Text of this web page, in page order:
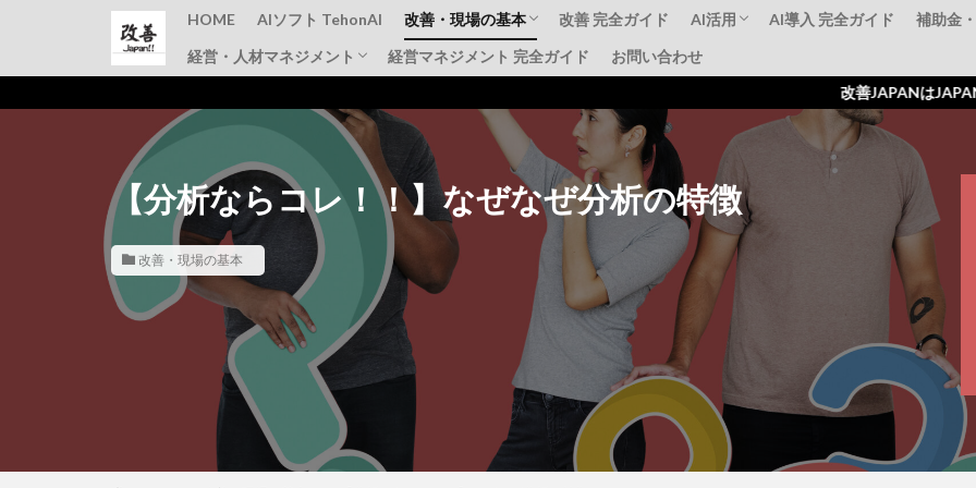
HOME AIソフト TehonAI 改善・現場の基本
品質管理
TPM
IE手法・標準化
改善 完全ガイド AI活用 AI導入 完全ガイド 補助金
経営・人材マネジメント 経営マネジメント 完全ガイド
お問い合わせ
改善JAPANはJAPANはジャパン
【分析ならコレ！！】なぜなぜ分析の特徴
改善・現場の基本